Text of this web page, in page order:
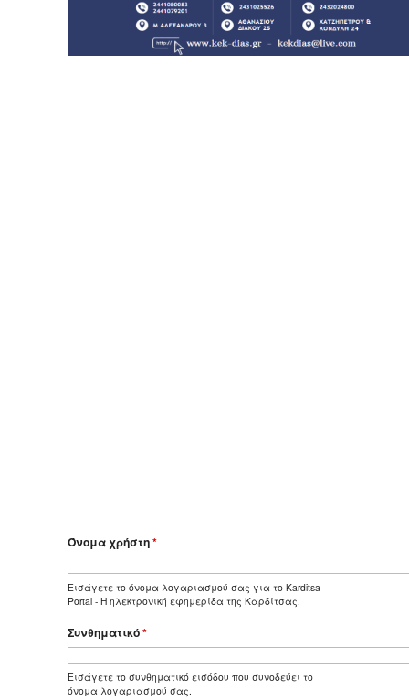
Όνομα χρήστη*
Εισάγετε το όνομα λογαριασμού σας για το Karditsa
Portal - Η ηλεκτρονική εφημερίδα της Καρδίτσας.
Συνθηματικό*
Εισάγετε το συνθηματικό εισόδου που συνοδεύει το
όνομα λογαριασμού σας.